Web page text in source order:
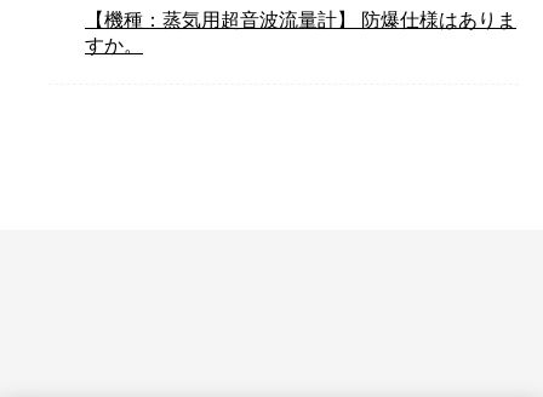
【機種：蒸気用超音波流量計】 防爆仕様はありま
すか。